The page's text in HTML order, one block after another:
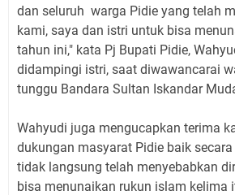
dan seluruh warga Pidie yang telah
kami, saya dan istri untuk bisa
tahun ini," kata Pj Bupati Pidie,
didampingi istri, saat diwawancarai
tunggu Bandara Sultan Iskandar
Wahyudi juga mengucapkan terima
dukungan masyarat Pidie baik
tidak langsung telah menyebabkan
bisa menunaikan rukun islam kelima